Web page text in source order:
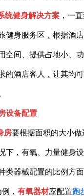
统健身解决方案 ，一
健身服务区，根据酒
空间、提供占地小、
的酒店客人，让其均
设备配置
房要根据面积的大小做
下，有氧、力量健身设
类器械配置的比例方
， 有氧器材应配置跑